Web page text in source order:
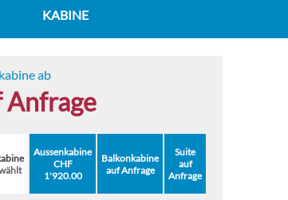
KABINE
ab
Anfrage
Aussenkabine
CHF
1'920.00
Balkonkabine
auf Anfrage
Suite
auf
Anfrage